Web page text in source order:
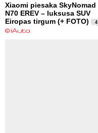
Xiaomi piesaka SkyNomad
N70 EREV – luksusa SUV
Eiropas tirgum (+ FOTO)
4